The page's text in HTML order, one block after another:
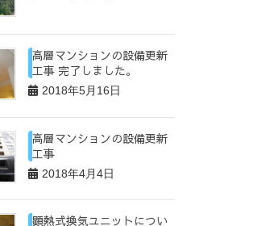
高層マンションの設備更新
工事 完了しました。
2018年5月16日
高層マンションの設備更新
工事
2018年4月4日
顕熱式換気ユニットについ